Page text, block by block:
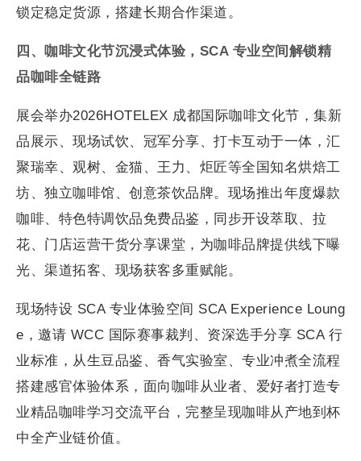
锁定稳定货源，搭建长期合作渠道。
四、咖啡文化节沉浸式体验，SCA 专业空间解锁精
品咖啡全链路
展会举办2026HOTELEX 成都国际咖啡文化节，集新
品展示、现场试饮、冠军分享、打卡互动于一体，汇
聚瑞幸、观树、金猫、王力、炬匠等全国知名烘焙工
坊、独立咖啡馆、创意茶饮品牌。现场推出年度爆款
咖啡、特色特调饮品免费品鉴，同步开设萃取、拉
花、门店运营干货分享课堂，为咖啡品牌提供线下曝
光、渠道拓客、现场获客多重赋能。
现场特设 SCA 专业体验空间 SCA Experience Loung
e，邀请 WCC 国际赛事裁判、资深选手分享 SCA 行
业标准，从生豆品鉴、香气实验室、专业冲煮全流程
搭建感官体验体系，面向咖啡从业者、爱好者打造专
业精品咖啡学习交流平台，完整呈现咖啡从产地到杯
中全产业链价值。